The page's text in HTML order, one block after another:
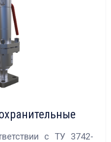
с ТУ 3742-